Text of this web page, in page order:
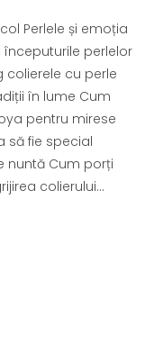
Perlele și emoția
începuturile perlelor
colierele cu perle
în lume Cum
pentru mirese
să fie special
nuntă Cum porți
colierului...